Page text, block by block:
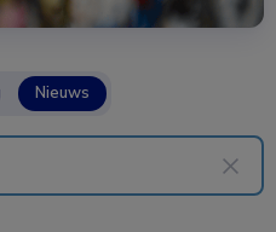
Nieuws